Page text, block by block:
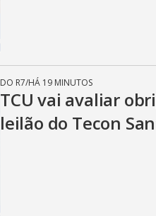
DO R7/HÁ 19 MINUTOS
TCU vai avaliar
leilão do Tecon